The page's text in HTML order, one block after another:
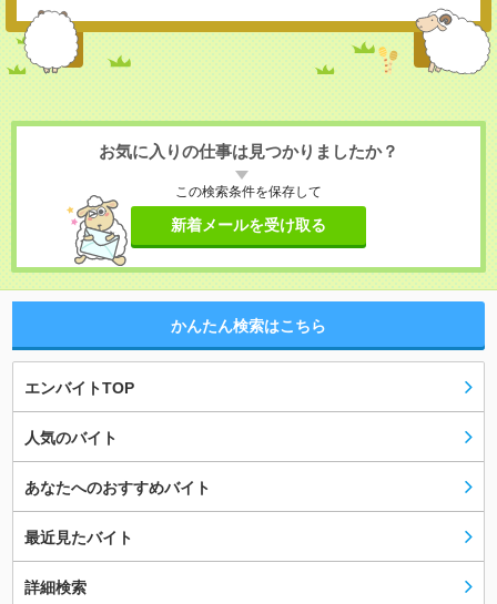
お気に入りの仕事は見つかりましたか？
この検索条件を保存して
新着メールを受け取る
かんたん検索はこちら
エンバイトTOP
人気のバイト
あなたへのおすすめバイト
最近見たバイト
詳細検索